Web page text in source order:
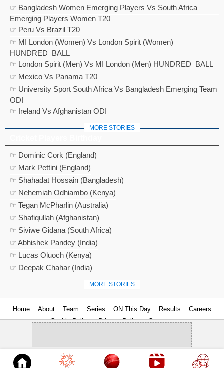
☞ Bangladesh Women Emerging Players Vs South Africa
Emerging Players Women T20
☞ Peru Vs Brazil T20
☞ MI London (Women) Vs London Spirit (Women)
HUNDRED_BALL
☞ London Spirit (Men) Vs MI London (Men) HUNDRED_BALL
☞ Mexico Vs Panama T20
☞ University Sport South Africa Vs Bangladesh Emerging Team
ODI
☞ Ireland Vs Afghanistan ODI
MORE STORIES
☞ Dominic Cork (England)
☞ Mark Pettini (England)
☞ Shahadat Hossain (Bangladesh)
☞ Nehemiah Odhiambo (Kenya)
☞ Tegan McPharlin (Australia)
☞ Shafiqullah (Afghanistan)
☞ Siviwe Gidana (South Africa)
☞ Abhishek Pandey (India)
☞ Lucas Oluoch (Kenya)
☞ Deepak Chahar (India)
MORE STORIES
Home About Team Series ON This Day Results
Careers
Cookie Policy
Privacy Policy Contact us
© 2026Cricket